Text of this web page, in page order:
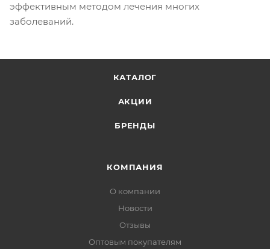
эффективным методом лечения многих
заболеваний.
КАТАЛОГ
АКЦИИ
БРЕНДЫ
КОМПАНИЯ
О компании
Новости
Отзывы
Оптовым покупателям